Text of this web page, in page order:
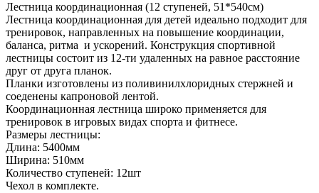
Лестница координационная (12 ступеней, 51*540см)
Лестница координационная для детей идеально подходит для
тренировок, направленных на повышение координации,
баланса, ритма и ускорений. Конструкция спортивной
лестницы состоит из 12-ти удаленных на равное расстояние
друг от друга планок.
Планки изготовлены из поливинилхлоридных стержней и
соеденены капроновой лентой.
Координационная лестница широко применяется для
тренировок в игровых видах спорта и фитнесе.
Размеры лестницы:
Длина: 5400мм
Ширина: 510мм
Количество ступеней: 12шт
Чехол в комплекте.